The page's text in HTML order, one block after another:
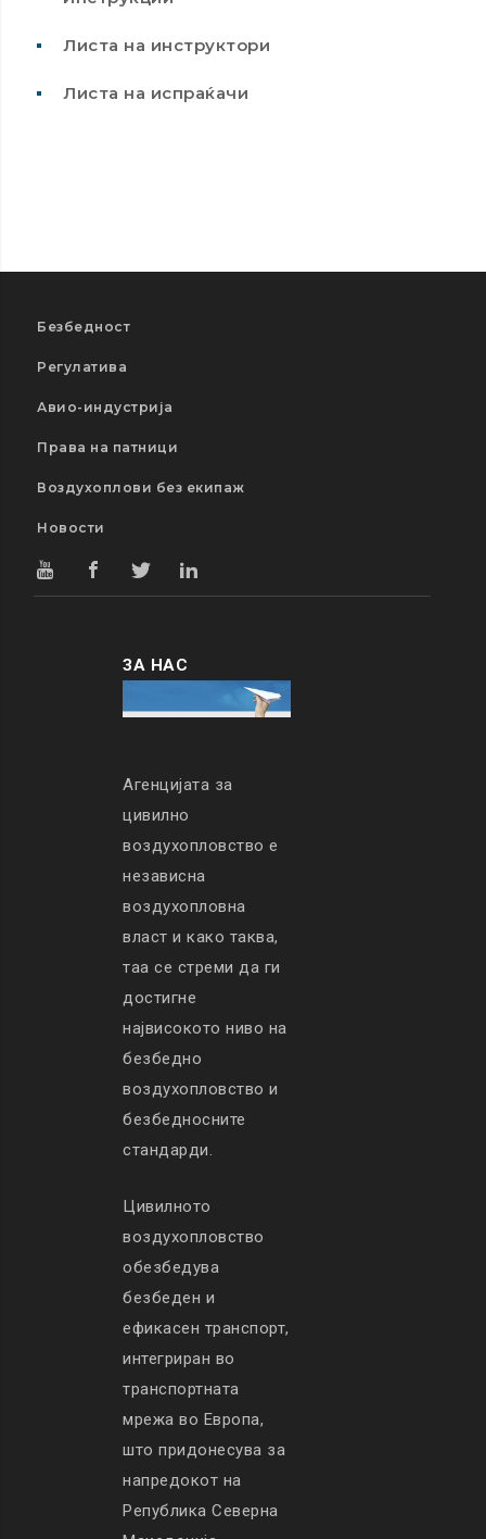
Листа на инструктори
Листа на испраќачи
Безбедност
Регулатива
Авио-индустрија
Права на патници
Воздухоплови без екипаж
Новости
ЗА НАС
Агенцијата за
цивилно
воздухопловство е
независна
воздухопловна
власт и како таква,
таа се стреми да ги
достигне
највисокото ниво на
безбедно
воздухопловство и
безбедносните
стандарди.
Цивилното
воздухопловство
обезбедува
безбеден и
ефикасен транспорт,
интегриран во
транспортната
мрежа во Европа,
што придонесува за
напредокот на
Република Северна